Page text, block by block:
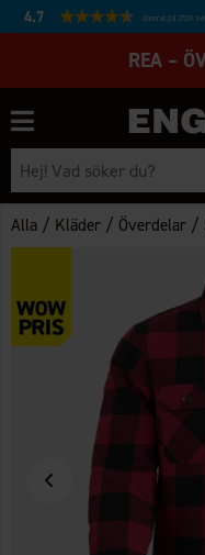
4.7 Baserat på 27231
REA –
Alla / Kläder / Överdelar /